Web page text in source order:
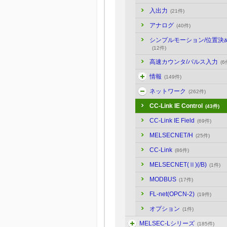
入出力 (21件)
アナログ (40件)
シンプルモーション/位置決
(12件)
高速カウンタ/パルス入力 (6
情報 (149件)
ネットワーク (262件)
CC-Link IE Control (43件)
CC-Link IE Field (69件)
MELSECNET/H (25件)
CC-Link (86件)
MELSECNET(Ⅱ)(/B) (1件)
MODBUS (17件)
FL-net(OPCN-2) (19件)
オプション (1件)
MELSEC-Lシリーズ (185件)